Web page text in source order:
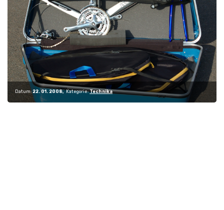
Datum: 22. 01. 2008 Kategorie: Technika